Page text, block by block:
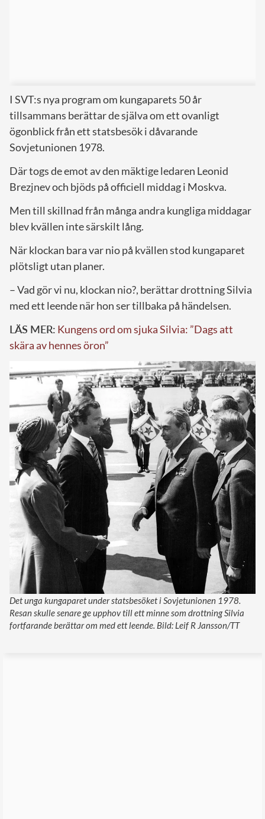
I SVT:s nya program om kungaparets 50 år
tillsammans berättar de själva om ett ovanligt
ögonblick från ett statsbesök i dåvarande
Sovjetunionen 1978.
Där togs de emot av den mäktige ledaren Leonid
Brezjnev och bjöds på officiell middag i Moskva.
Men till skillnad från många andra kungliga middagar
blev kvällen inte särskilt lång.
När klockan bara var nio på kvällen stod kungaparet
plötsligt utan planer.
– Vad gör vi nu, klockan nio?, berättar drottning Silvia
med ett leende när hon ser tillbaka på händelsen.
LÄS MER: Kungens ord om sjuka Silvia: ”Dags att
skära av hennes öron”
Det unga kungaparet under statsbesöket i Sovjetunionen 1978.
Resan skulle senare ge upphov till ett minne som drottning Silvia
fortfarande berättar om med ett leende. Bild: Leif R Jansson/TT